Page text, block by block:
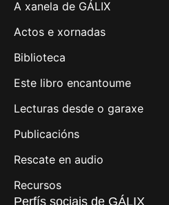
A xanela de GÁLIX
Actos e xornadas
Biblioteca
Este libro encantoume
Lecturas desde o garaxe
Publicacións
Rescate en audio
Recursos
Perfís sociais de GÁLIX